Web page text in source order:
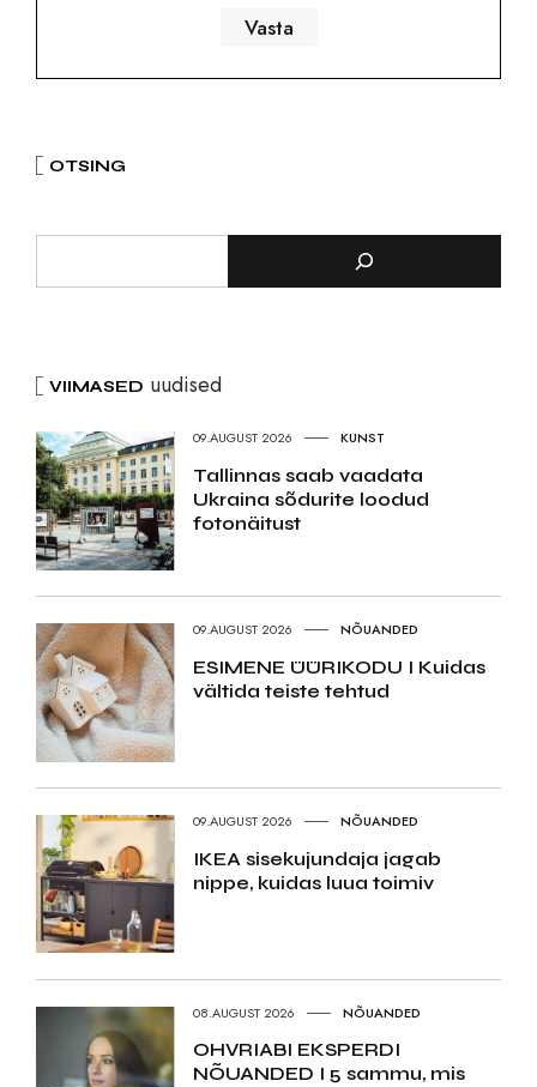
OTSING
VIIMASED uudised
09.AUGUST 2026 KUNST
Tallinnas saab vaadata
Ukraina sõdurite loodud
fotonäitust
09.AUGUST 2026 NÕUANDED
ESIMENE ÜÜRIKODU I Kuidas
vältida teiste tehtud
09.AUGUST 2026 NÕUANDED
IKEA sisekujundaja jagab
nippe, kuidas luua toimiv
08.AUGUST 2026 NÕUANDED
OHVRIABI EKSPERDI
NÕUANDED I 5 sammu, mis